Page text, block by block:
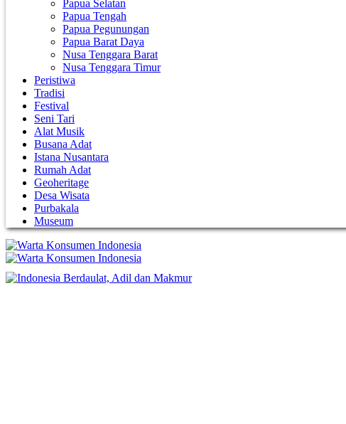
Papua Selatan
Papua Tengah
Papua Pegunungan
Papua Barat Daya
Nusa Tenggara Barat
Nusa Tenggara Timur
Peristiwa
Tradisi
Festival
Seni Tari
Alat Musik
Busana Adat
Istana Nusantara
Rumah Adat
Geoheritage
Desa Wisata
Purbakala
Museum